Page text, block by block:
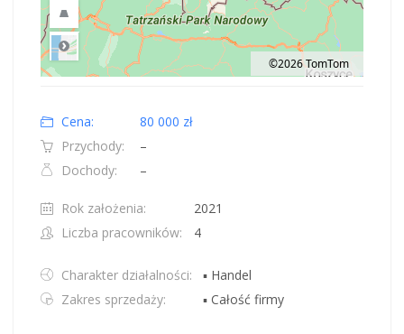
Road
©2026 TomTom
Cena:
80 000 zł
Przychody:
–
Dochody:
–
Rok założenia:
2021
Liczba pracowników:
4
Charakter działalności:
▪ Handel
Zakres sprzedaży:
▪ Całość firmy